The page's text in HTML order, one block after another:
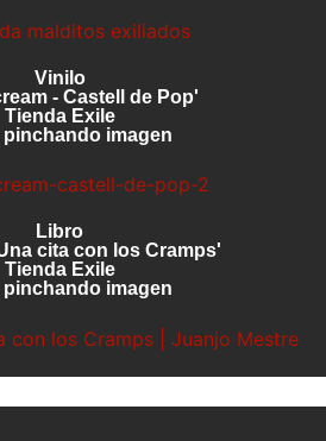
Vinilo
- Castell de Pop'
Tienda Exile
pinchando imagen
Libro
cita con los Cramps'
Tienda Exile
pinchando imagen